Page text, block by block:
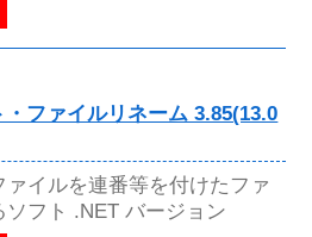
ファイルリネーム 3.85(13.0
イルを連番等を付けたファ
フト .NET バージョン